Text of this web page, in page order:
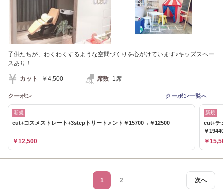
子供たちが、わくわくするような空間づくりを心がけています♪キッズスペー
スあり！
カット ￥4,500 席数 1席
クーポン クーポン一覧へ
新規
cut+コスメストレート+3stepトリートメント￥15700→￥12500
￥12,500
新規
cut+チ
￥
￥
次へ
1 2